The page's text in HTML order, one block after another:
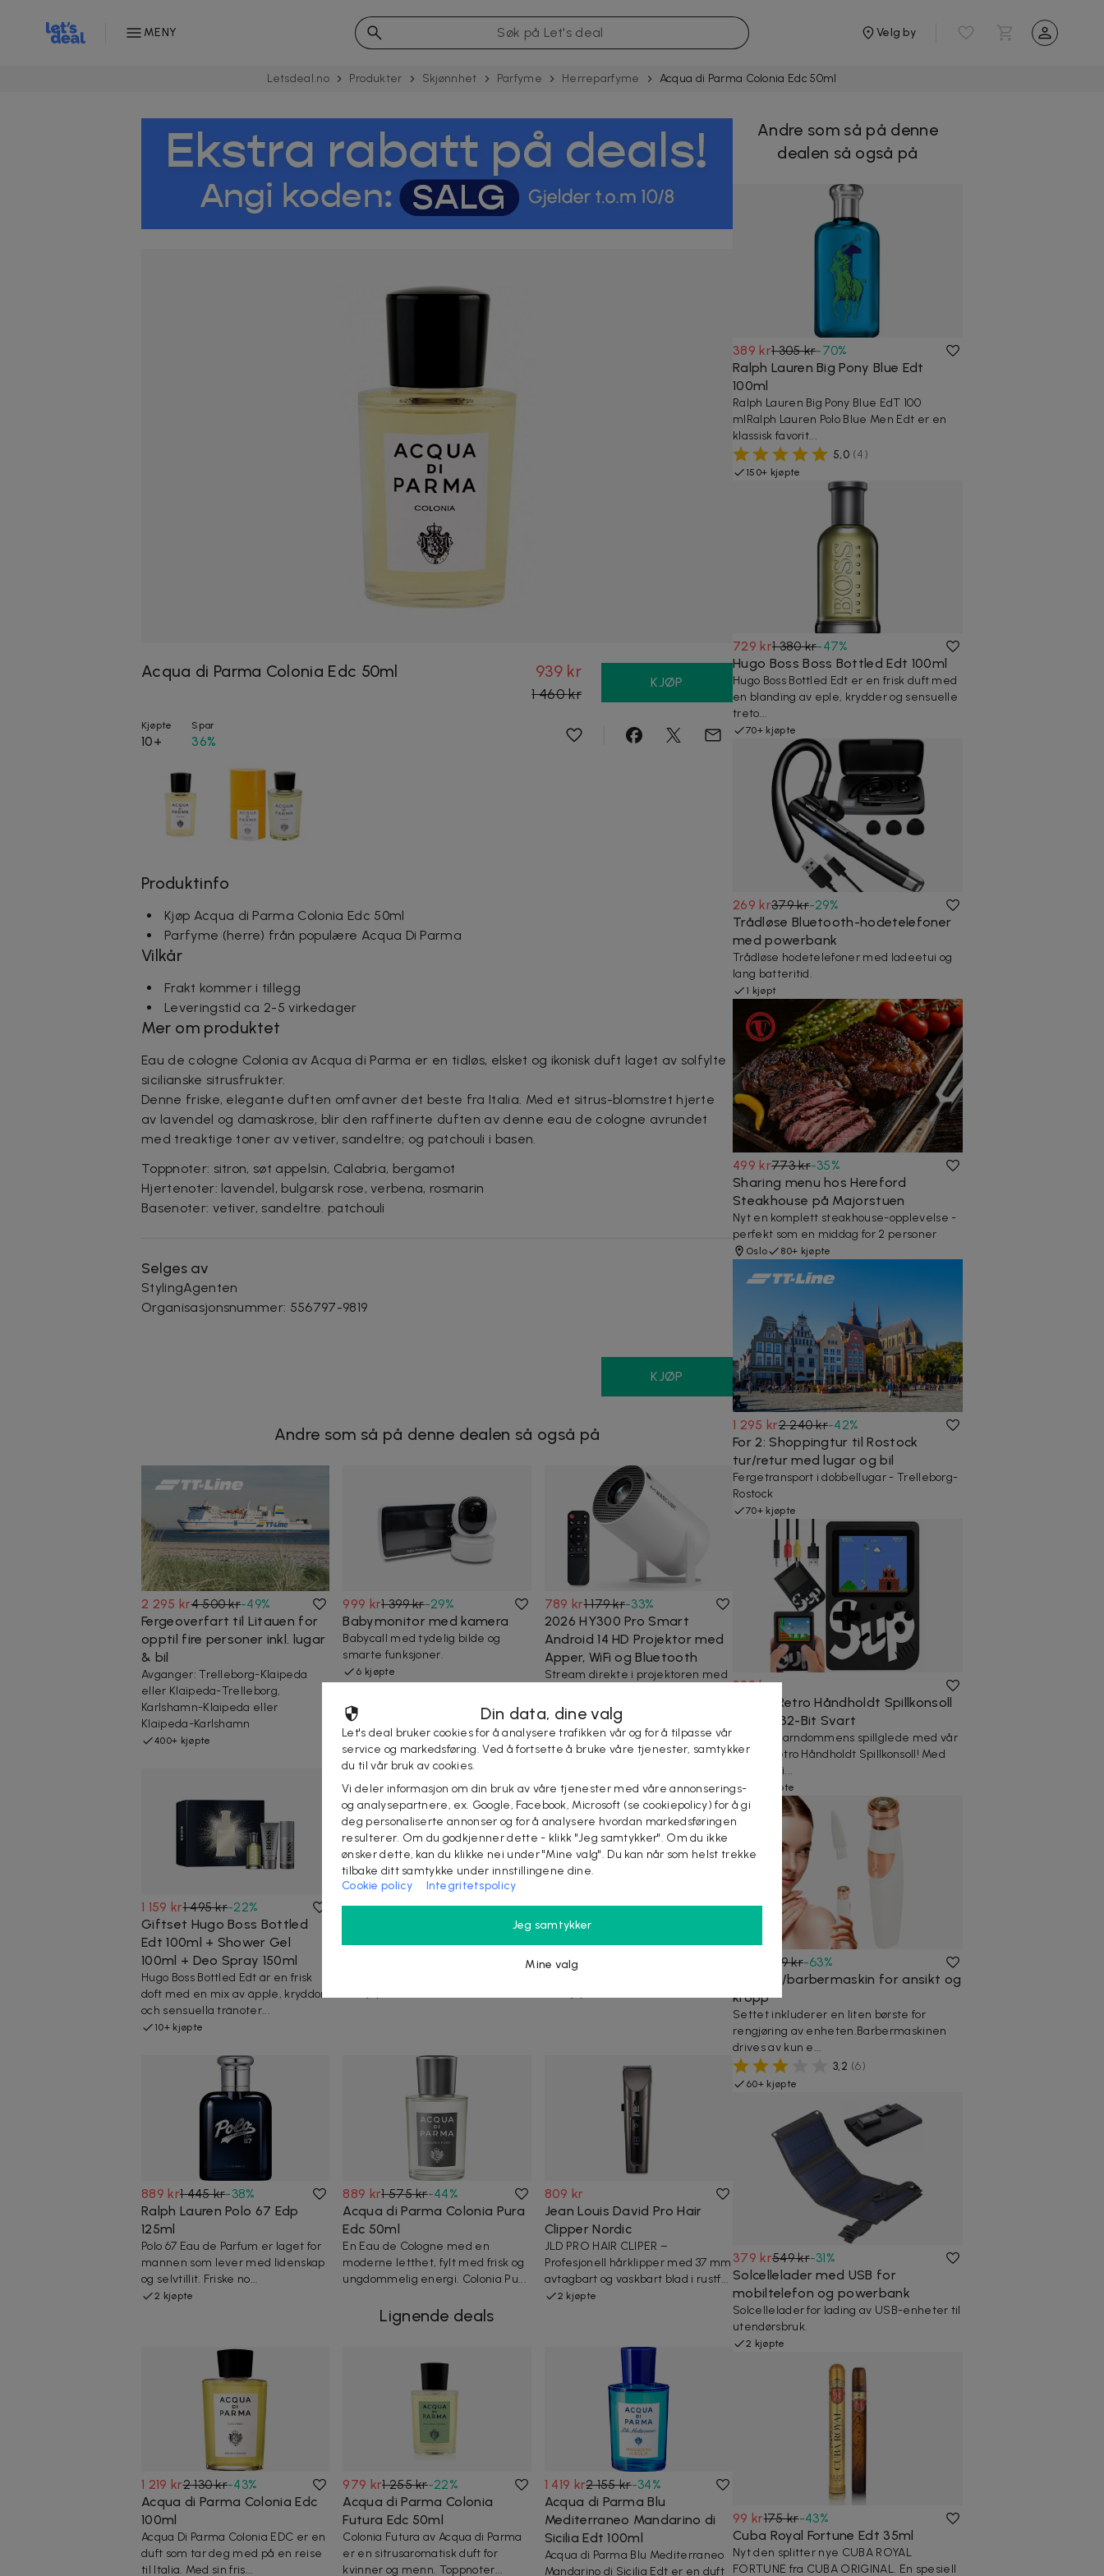
MENY Velg by
Letsdeal.no Produkter Skjønnhet Parfyme Herreparfyme Acqua di Parma Colonia Edc 50ml
Acqua di Parma Colonia Edc 50ml 939 kr
1 460 kr
KJØP
Kjøpte
10+
Spar
36%
Produktinfo
Kjøp Acqua di Parma Colonia Edc 50ml
Parfyme (herre) från populære Acqua Di Parma
Vilkår
Frakt kommer i tillegg
Leveringstid ca 2-5 virkedager
Mer om produktet
Eau de cologne Colonia av Acqua di Parma er en tidløs, elsket og ikonisk duft laget av solfylte
sicilianske sitrusfrukter.
Denne friske, elegante duften omfavner det beste fra Italia. Med et sitrus-blomstret hjerte
av lavendel og damaskrose, blir den raffinerte duften av denne eau de cologne avrundet
med treaktige toner av vetiver, sandeltre; og patchouli i basen.
Toppnoter: sitron, søt appelsin, Calabria, bergamot
Hjertenoter: lavendel, bulgarsk rose, verbena, rosmarin
Basenoter: vetiver, sandeltre. patchouli
Selges av
StylingAgenten
Organisasjonsnummer: 556797-9819
KJØP
Andre som så på denne dealen så også på
2 295 kr4 500 kr-49%
Fergeoverfart til Litauen for
opptil fire personer inkl. lugar
& bil
Avganger: Trelleborg-Klaipeda
eller Klaipeda-Trelleborg,
Karlshamn-Klaipeda eller
Klaipeda-Karlshamn
400+ kjøpte
999 kr1 399 kr-29%
Babymonitor med kamera
Babycall med tydelig bilde og
smarte funksjoner.
6 kjøpte
789 kr1 179 kr-33%
2026 HY300 Pro Smart
Android 14 HD Projektor med
Apper, WiFi og Bluetooth
Stream direkte i projektoren med
stort bilde på vegg el...
1 159 kr1 495 kr-22%
Giftset Hugo Boss Bottled
Edt 100ml + Shower Gel
100ml + Deo Spray 150ml
Hugo Boss Bottled Edt är en frisk
doft med en mix av äpple, kryddor
och sensuella tränoter...
10+ kjøpte
399 kr569 kr-30%
mobiltelefon og PC
259 kr359 kr-28%
Metalldetektor IP66 for
strand og skog
Praktisk metalldetektor for strand,
889 kr1 445 kr-38%
Ralph Lauren Polo 67 Edp
125ml
Polo 67 Eau de Parfum er laget for
mannen som lever med lidenskap
og selvtillit. Friske no...
2 kjøpte
889 kr1 575 kr-44%
Acqua di Parma Colonia Pura
Edc 50ml
En Eau de Cologne med en
moderne letthet, fylt med frisk og
ungdommelig energi. Colonia Pu...
809 kr
Jean Louis David Pro Hair
Clipper Nordic
JLD PRO HAIR CLIPER –
Profesjonell hårklipper med 37 mm
avtagbart og vaskbart blad i rustf...
2 kjøpte
Lignende deals
1 219 kr2 130 kr-43%
Acqua di Parma Colonia Edc
100ml
Acqua Di Parma Colonia EDC er en
duft som tar deg med på en reise
til Italia. Med sin fris...
979 kr1 255 kr-22%
Acqua di Parma Colonia
Futura Edc 50ml
Colonia Futura av Acqua di Parma
er en sitrusaromatisk duft for
kvinner og menn. Toppnoter...
1 419 kr2 155 kr-34%
Acqua di Parma Blu
Mediterraneo Mandarino di
Sicilia Edt 100ml
Acqua di Parma Blu Mediterraneo
Mandarino di Sicilia Edt er en duft
Andre som så på denne
dealen så også på
389 kr1 305 kr-70%
Ralph Lauren Big Pony Blue Edt
100ml
Ralph Lauren Big Pony Blue EdT 100
mlRalph Lauren Polo Blue Men Edt er en
klassisk favorit...
5,0 (4)
150+ kjøpte
729 kr1 380 kr-47%
Hugo Boss Boss Bottled Edt 100ml
Hugo Boss Bottled Edt er en frisk duft med
en blanding av eple, krydder og sensuelle
treto...
70+ kjøpte
269 kr379 kr-29%
Trådløse Bluetooth-hodetelefoner
med powerbank
Trådløse hodetelefoner med ladeetui og
lang batteritid.
1 kjøpt
499 kr773 kr-35%
Sharing menu hos Hereford
Steakhouse på Majorstuen
Nyt en komplett steakhouse-opplevelse -
perfekt som en middag for 2 personer
Oslo 80+ kjøpte
1 295 kr2 240 kr-42%
For 2: Shoppingtur til Rostock
tur/retur med lugar og bil
Fergetransport i dobbellugar - Trelleborg-
Rostock
70+ kjøpte
399 kr
3" Mini Retro Håndholdt Spillkonsoll
400-i-1 32-Bit Svart
Opplev barndommens spillglede med vår
3" Mini Retro Håndholdt Spillkonsoll! Med
400 klassi...
10+ kjøpte
399 kr-63%
Epilator/barbermaskin for ansikt og
kropp
Settet inkluderer en liten børste for
rengjøring av enheten.Barbermaskinen
drives av kun e...
3,2 (6)
60+ kjøpte
379 kr549 kr-31%
Solcellelader med USB for
mobiltelefon og powerbank
Solcellelader for lading av USB-enheter til
utendørsbruk.
2 kjøpte
99 kr175 kr-43%
Cuba Royal Fortune Edt 35ml
Nyt den splitter nye CUBA ROYAL
FORTUNE fra CUBA ORIGINAL. En spesiell
Din data, dine valg
Let's deal bruker cookies for å analysere trafikken vår og for å tilpasse vår
service og markedsføring. Ved å fortsette å bruke våre tjenester, samtykker
du til vår bruk av cookies.
Vi deler informasjon om din bruk av våre tjenester med våre annonserings-
og analysepartnere, ex. Google, Facebook, Microsoft (se cookiepolicy) for å gi
deg personaliserte annonser og for å analysere hvordan markedsføringen
resulterer. Om du godkjenner dette - klikk "Jeg samtykker". Om du ikke
ønsker dette, kan du klikke nei under "Mine valg". Du kan når som helst trekke
tilbake ditt samtykke under innstillingene dine.
Cookie policy
Integritetspolicy
Jeg samtykker
Mine valg